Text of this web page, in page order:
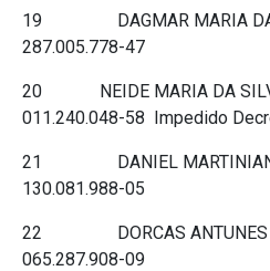
19 DAGMAR
287.005.778-47
20 NEIDE
011.240.048-58 Impedido
21 DANIEL
130.081.988-05
22 DORCAS
065.287.908-09